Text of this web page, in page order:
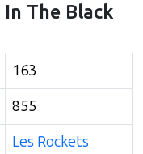
In The Black
163
855
Les Rockets